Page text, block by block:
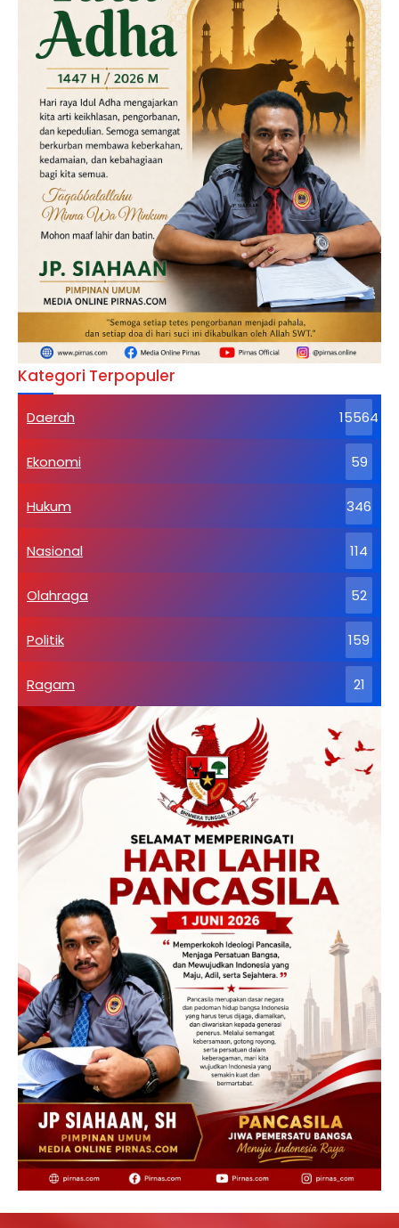
Kategori Terpopuler
Daerah 15564
Ekonomi 59
Hukum 346
Nasional 114
Olahraga 52
Politik 159
Ragam 21